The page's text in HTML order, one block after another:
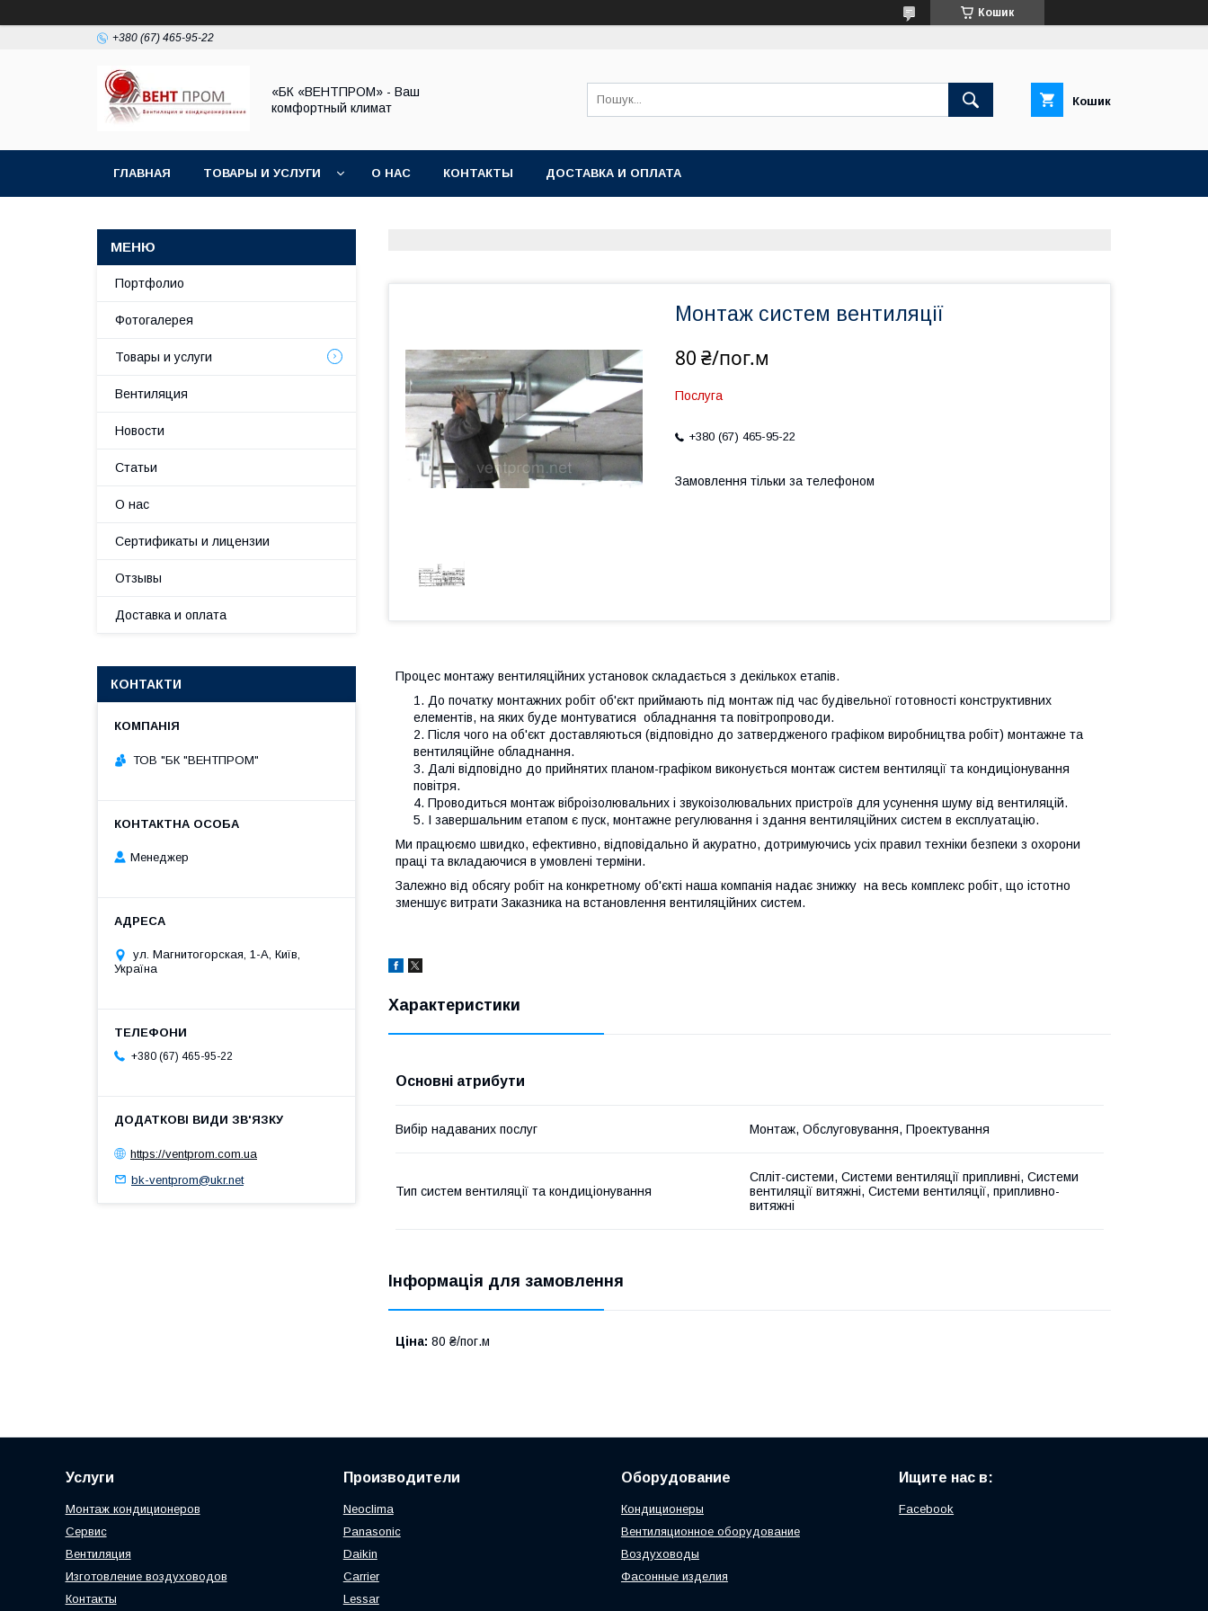
Кошик
+380 (67) 465-95-22
«БК «ВЕНТПРОМ» - Ваш
комфортный климат
Кошик
ГЛАВНАЯ ТОВАРЫ И УСЛУГИ О НАС КОНТАКТЫ ДОСТАВКА И ОПЛАТА
Монтаж систем вентиляції
80 ₴/пог.м
Послуга
+380 (67) 465-95-22
Замовлення тільки за телефоном
Процес монтажу вентиляційних установок складається з декількох етапів.
До початку монтажних робіт об'єкт приймають під монтаж під час будівельної готовності конструктивних
елементів, на яких буде монтуватися обладнання та повітропроводи.
Після чого на об'єкт доставляються (відповідно до затвердженого графіком виробництва робіт) монтажне та
вентиляційне обладнання.
Далі відповідно до прийнятих планом-графіком виконується монтаж систем вентиляції та кондиціонування
повітря.
Проводиться монтаж віброізолювальних і звукоізолювальних пристроїв для усунення шуму від вентиляцій.
І завершальним етапом є пуск, монтажне регулювання і здання вентиляційних систем в експлуатацію.
Ми працюємо швидко, ефективно, відповідально й акуратно, дотримуючись усіх правил техніки безпеки з охорони
праці та вкладаючися в умовлені терміни.
Залежно від обсягу робіт на конкретному об'єкті наша компанія надає знижку на весь комплекс робіт, що істотно
зменшує витрати Заказника на встановлення вентиляційних систем.
Характеристики
Основні атрибути
Вибір надаваних послуг Монтаж, Обслуговування, Проектування
Тип систем вентиляції та кондиціонування
Спліт-системи, Системи вентиляції припливні, Системи
вентиляції витяжні, Системи вентиляції, припливно-
витяжні
Інформація для замовлення
Ціна: 80 ₴/пог.м
Портфолио
Фотогалерея
Товары и услуги
Вентиляция
Новости
Статьи
О нас
Сертификаты и лицензии
Отзывы
Доставка и оплата
КОНТАКТИ
ТОВ "БК "ВЕНТПРОМ"
Менеджер
ул. Магнитогорская, 1-А, Київ,
Україна
+380 (67) 465-95-22
https://ventprom.com.ua
bk-ventprom@ukr.net
Услуги
Монтаж кондиционеров
Сервис
Вентиляция
Изготовление воздуховодов
Контакты
Производители
Neoclima
Panasonic
Daikin
Carrier
Lessar
Оборудование
Кондиционеры
Вентиляционное оборудование
Воздуховоды
Фасонные изделия
Ищите нас в:
Facebook